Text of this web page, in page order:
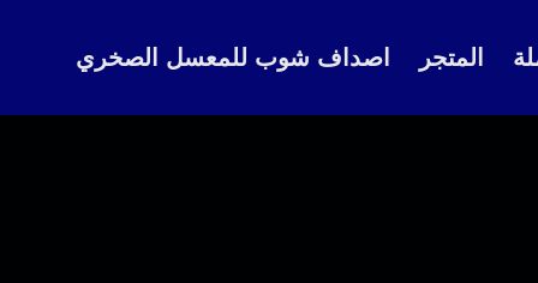
المتجر اصداف شوب للمعسل الصخري